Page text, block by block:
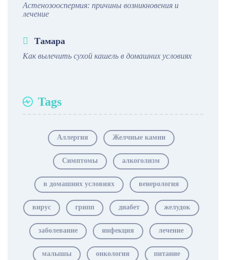
Астенозооспермия: причины возникновения и
лечение
Тамара
Как вылечить сухой кашель в домашних условиях
Tags
Аллергия Желчные камни
Симптомы алкоголизм
в домашних условиях венерология
вирус грипп диабет желудок
заболевание инфекция лечение
малышы онкология питание